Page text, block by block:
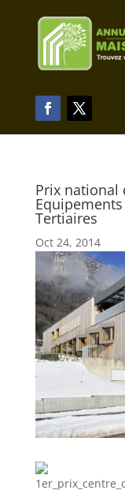
Prix national
Tertiaires
Oct 24, 2014